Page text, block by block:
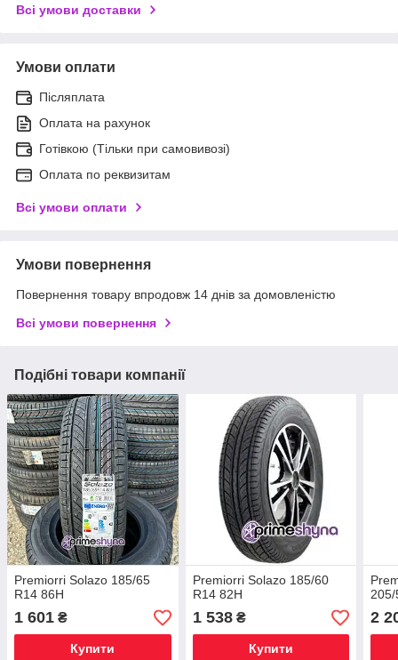
Всі умови доставки
Умови оплати
Післяплата
Оплата на рахунок
Готівкою (Тільки при самовивозі)
Оплата по реквизитам
Всі умови оплати
Умови повернення
Повернення товару впродовж 14 днів за домовленістю
Всі умови повернення
Подібні товари компанії
Premiorri Solazo 185/65
R14 86H
1 601 ₴
Купити
Premiorri Solazo 185/60
R14 82H
1 538₴
Купити
205/
2